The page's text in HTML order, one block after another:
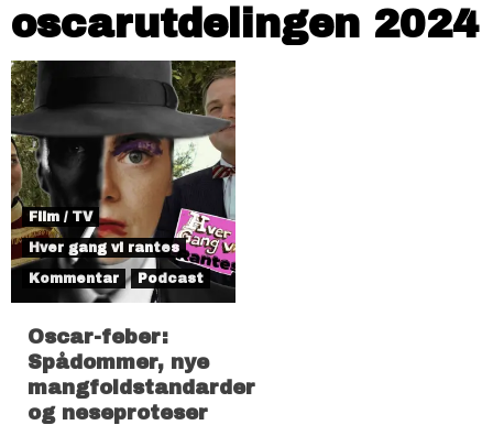
oscarutdelingen 2024
Film / TV
Hver gang vi rantes
Kommentar
Podcast
Oscar-feber:
Spådommer, nye
mangfoldstandarder
og neseproteser